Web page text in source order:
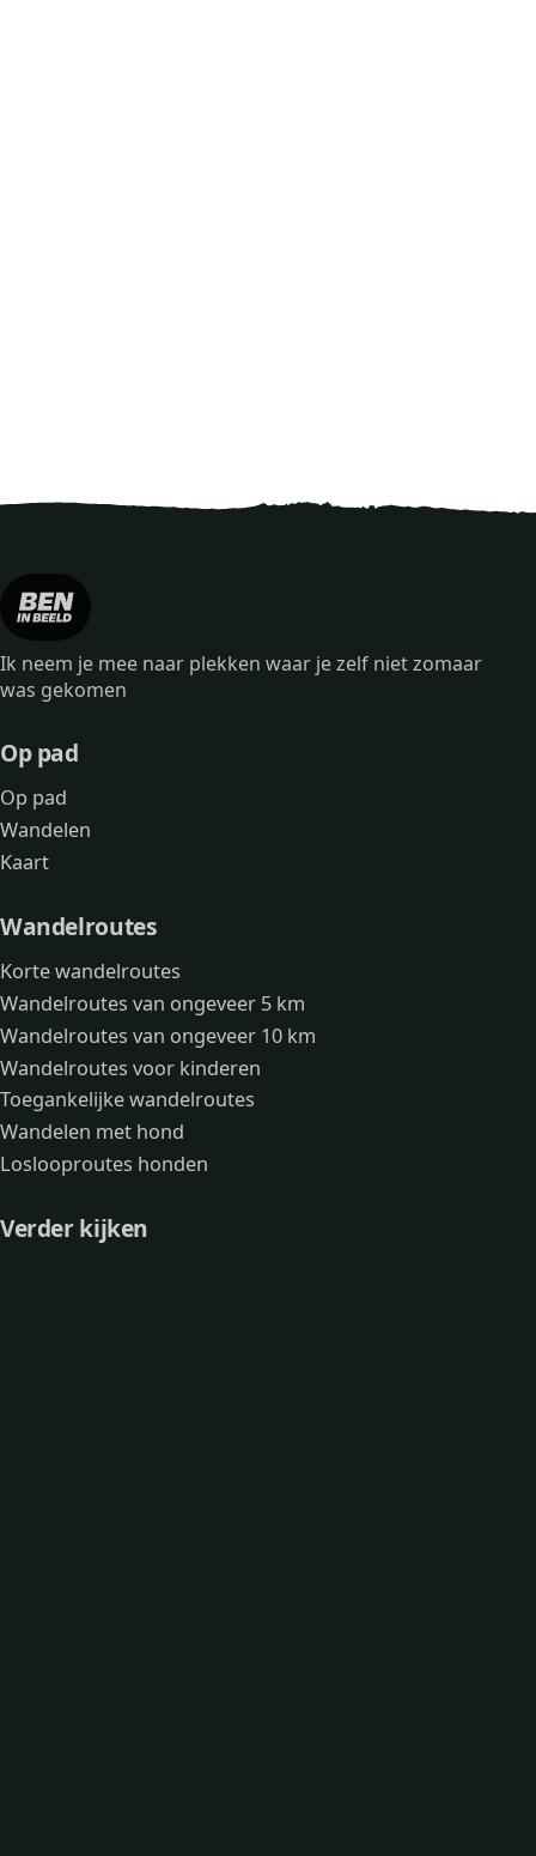
Ik neem je mee naar plekken waar je zelf niet zomaar
was gekomen
Op pad
Op pad
Wandelen
Kaart
Wandelroutes
Korte wandelroutes
Wandelroutes van ongeveer 5 km
Wandelroutes van ongeveer 10 km
Wandelroutes voor kinderen
Toegankelijke wandelroutes
Wandelen met hond
Loslooproutes honden
Verder kijken